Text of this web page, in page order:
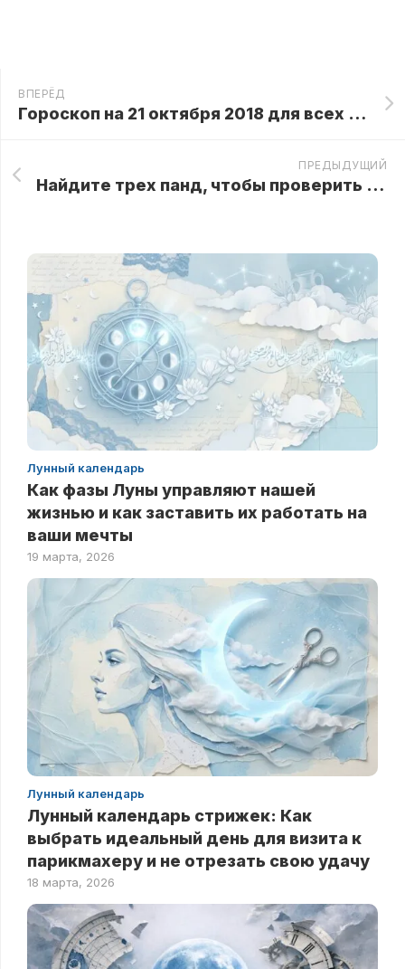
ВПЕРЁД
Гороскоп на 21 октября 2018 для всех Знаков Зодиака
ПРЕДЫДУЩИЙ
Найдите трех панд, чтобы проверить свой уровень интеллекта
Лунный календарь
Как фазы Луны управляют нашей
жизнью и как заставить их работать на
ваши мечты
19 марта, 2026
Лунный календарь
Лунный календарь стрижек: Как
выбрать идеальный день для визита к
парикмахеру и не отрезать свою удачу
18 марта, 2026